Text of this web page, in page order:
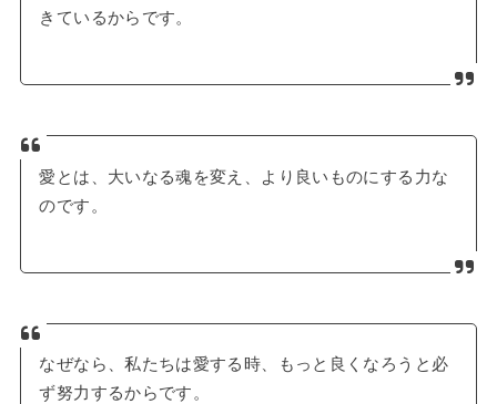
きているからです。
愛とは、大いなる魂を変え、より良いものにする力な
のです。
なぜなら、私たちは愛する時、もっと良くなろうと必
ず努力するからです。